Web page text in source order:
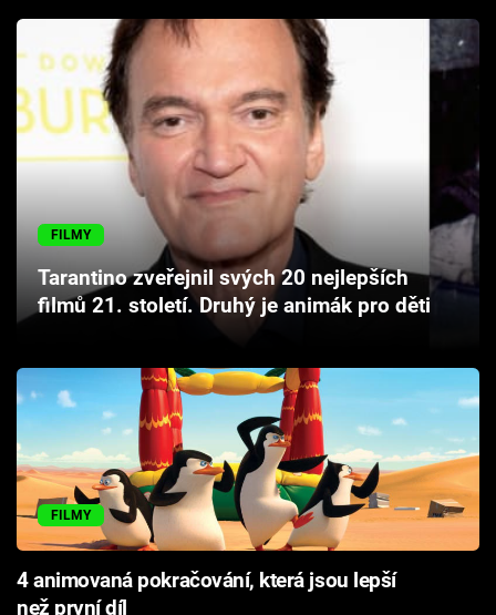
Seriály
Hry
Cool Esport
Pořady
TV Program
Přihlášení
Sledujte nás
FILMY
Tarantino zveřejnil svých 20 nejlepších
filmů 21. století. Druhý je animák pro děti
FILMY
4 animovaná pokračování, která jsou lepší
než první díl